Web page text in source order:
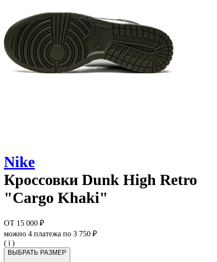
Nike
Кроссовки Dunk High Retro
"Cargo Khaki"
ОТ 15 000 ₽
можно 4 платежа по 3 750 ₽
( i )
ВЫБРАТЬ РАЗМЕР